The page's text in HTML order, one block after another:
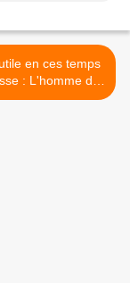
en ces temps
: L'homme de
parole. >